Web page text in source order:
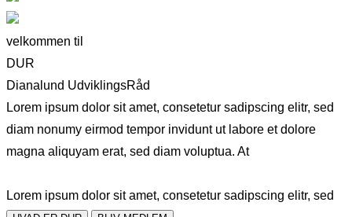
velkommen til
DUR
Dianalund UdviklingsRåd
Lorem ipsum dolor sit amet, consetetur sadipscing elitr, sed
diam nonumy eirmod tempor invidunt ut labore et dolore
magna aliquyam erat, sed diam voluptua. At
Lorem ipsum dolor sit amet, consetetur sadipscing elitr, sed